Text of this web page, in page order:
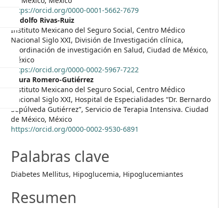
https://orcid.org/0000-0001-5662-7679
Rodolfo Rivas-Ruiz
Instituto Mexicano del Seguro Social, Centro Médico
Nacional Siglo XXI, División de Investigación clínica,
Coordinación de investigación en Salud, Ciudad de México,
México
https://orcid.org/0000-0002-5967-7222
Laura Romero-Gutiérrez
Instituto Mexicano del Seguro Social, Centro Médico
Nacional Siglo XXI, Hospital de Especialidades “Dr. Bernardo
Sepúlveda Gutiérrez”, Servicio de Terapia Intensiva. Ciudad
de México, México
https://orcid.org/0000-0002-9530-6891
Palabras clave
Diabetes Mellitus, Hipoglucemia, Hipoglucemiantes
Resumen